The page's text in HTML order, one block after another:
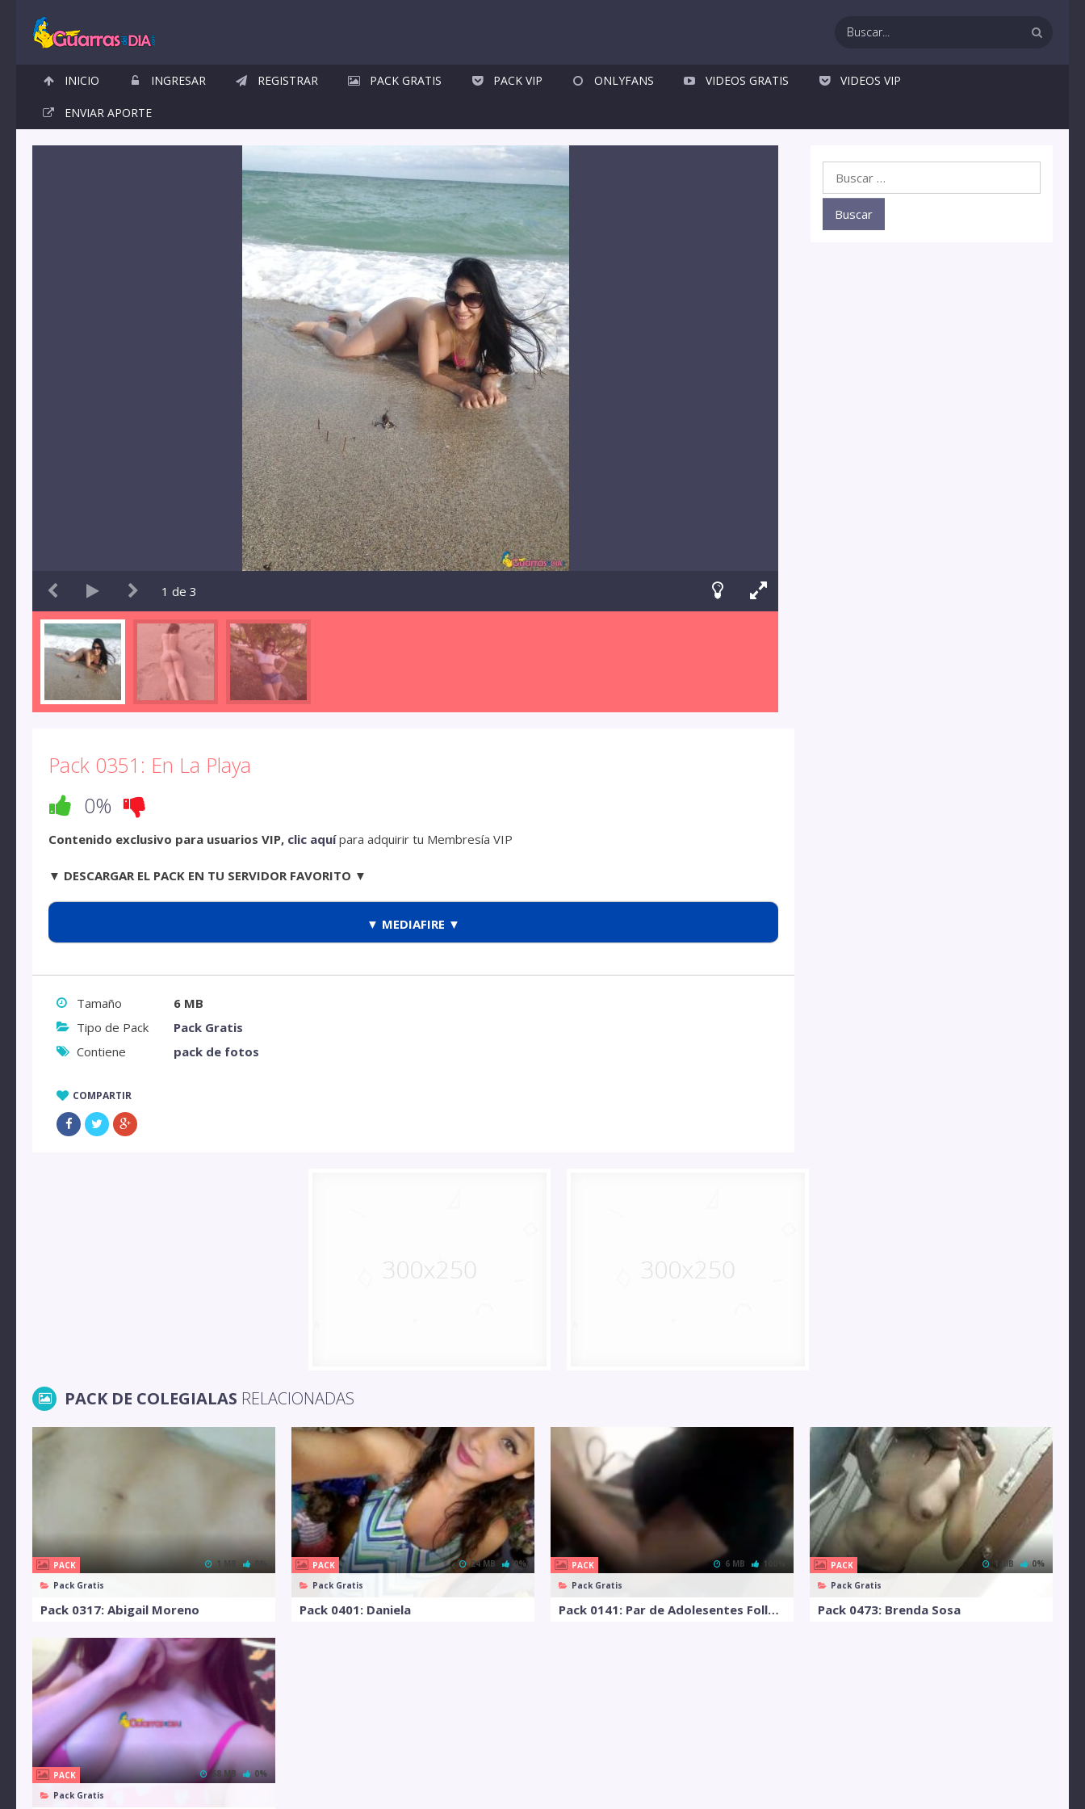
INICIO INGRESAR REGISTRAR PACK GRATIS PACK VIP ONLYFANS VIDEOS GRATIS VIDEOS VIP
ENVIAR APORTE
1 de 3
Pack 0351: En La Playa
0%
Contenido exclusivo para usuarios VIP, clic aquípara adquirir tu Membresía VIP
▼ DESCARGAR EL PACK EN TU SERVIDOR FAVORITO ▼
▼ MEDIAFIRE ▼
Tamaño
6 MB
Tipo de Pack
Pack Gratis
Contiene
pack de fotos
COMPARTIR
PACK DE COLEGIALAS RELACIONADAS
PACK
Pack Gratis
1 MB 0%
Pack 0317: Abigail Moreno
PACK
Pack Gratis
24 MB 0%
Pack 0401: Daniela
PACK
Pack Gratis
6 MB 100%
Pack 0141: Par de Adolesentes Follando de Infarto
PACK
Pack Gratis
1 MB 0%
Pack 0473: Brenda Sosa
PACK
Pack Gratis
68 MB 0%